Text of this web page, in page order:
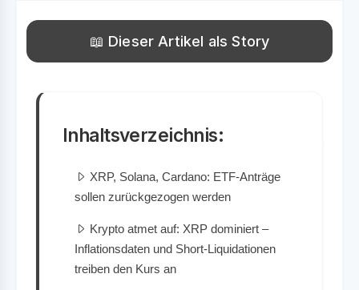
📖 Dieser Artikel als Story
Inhaltsverzeichnis:
XRP, Solana, Cardano: ETF-Anträge
sollen zurückgezogen werden
Krypto atmet auf: XRP dominiert –
Inflationsdaten und Short-Liquidationen
treiben den Kurs an